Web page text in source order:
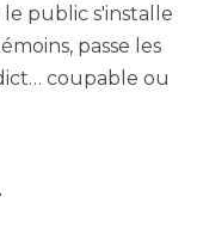
public s'installe
passe les
coupable ou